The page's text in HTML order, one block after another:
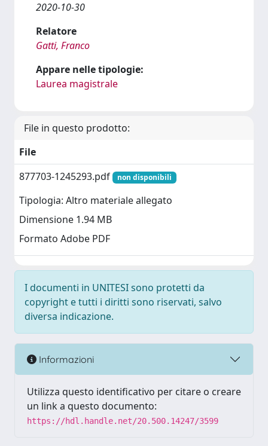
2020-10-30
Relatore
Gatti, Franco
Appare nelle tipologie:
Laurea magistrale
File in questo prodotto:
File
877703-1245293.pdf
non disponibili
Tipologia: Altro materiale allegato
Dimensione 1.94 MB
Formato Adobe PDF
I documenti in UNITESI sono protetti da
copyright e tutti i diritti sono riservati, salvo
diversa indicazione.
Informazioni
Utilizza questo identificativo per citare o creare
un link a questo documento:
https://hdl.handle.net/20.500.14247/3599